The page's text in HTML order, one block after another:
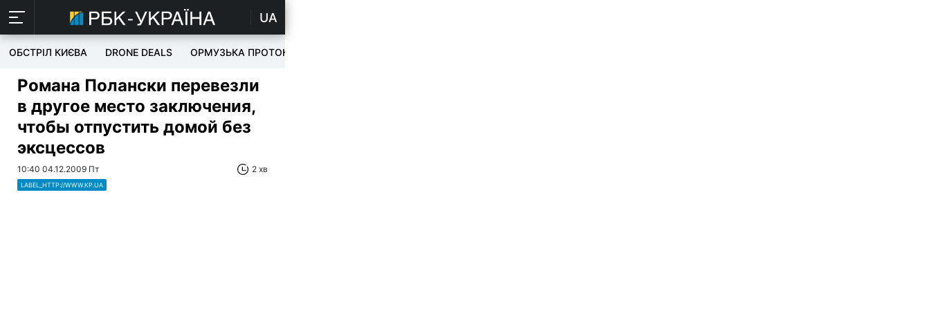
UA
ОБСТРІЛ КИЄВА DRONE DEALS ОРМУЗЬКА ПРОТОКА
Романа Полански перевезли
в другое место заключения,
чтобы отпустить домой без
эксцессов
10:40 04.12.2009 Пт 2 хв
LABEL_HTTP://WWW.KP.UA